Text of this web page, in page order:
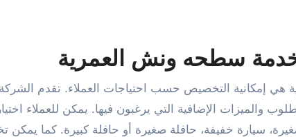
خدمة سطحه ونش العمرية
إمكانية التخصيص حسب احتياجات العملاء. تقدم
والميزات الإضافية التي يرغبون فيها. يمكن للعملاء
سيارة خفيفة، حافلة صغيرة أو حافلة كبيرة. كما